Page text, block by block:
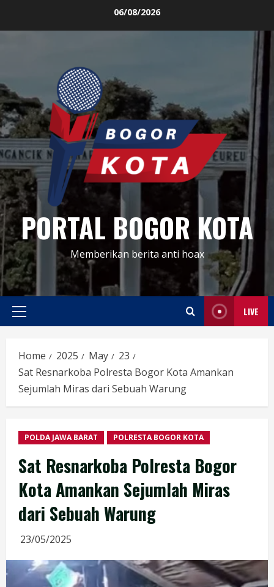
06/08/2026
PORTAL BOGOR KOTA
Memberikan berita anti hoax
Primary
LIVE
Home 2025 May
23
Sat Resnarkoba Polresta Bogor Kota Amankan
Sejumlah Miras dari Sebuah Warung
POLDA JAWA BARAT POLRESTA BOGOR KOTA
Sat Resnarkoba Polresta Bogor
Kota Amankan Sejumlah Miras
dari Sebuah Warung
23/05/2025